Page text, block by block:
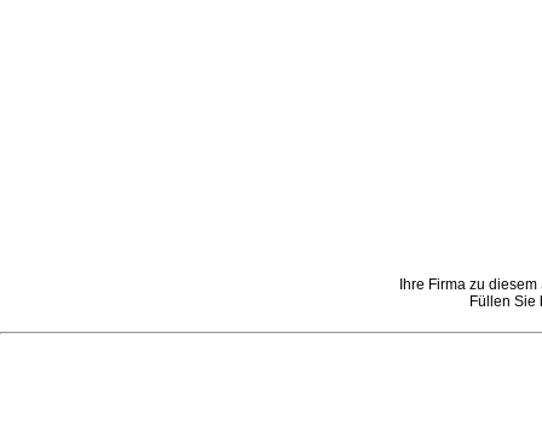
Ihre Firma zu
Füllen Sie